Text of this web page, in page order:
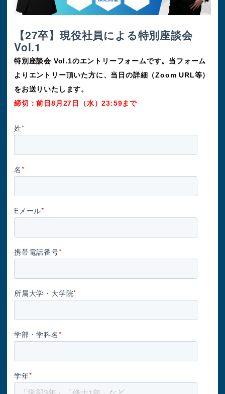
【27卒】現役社員による特別座談会
Vol.1
特別座談会 Vol.1のエントリーフォームです。 当フォーム
よりエントリー頂いた方に、当日の詳細（Zoom URL等）
をお送りいたします。
締切：前日8月27日（水）23:59まで
姓*
名*
Eメール*
携帯電話番号*
所属大学・大学院*
学部・学科名*
学年*